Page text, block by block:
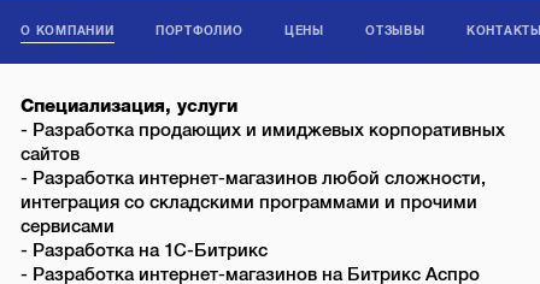
О КОМПАНИИ ПОРТФОЛИО ЦЕНЫ ОТЗЫВЫ
Специализация, услуги
- Разработка продающих и имиджевых корпоративных
сайтов
- Разработка интернет-магазинов любой сложности,
интеграция со складскими программами и прочими
сервисами
- Разработка на 1С-Битрикс
- Разработка интернет-магазинов на Битрикс Аспро